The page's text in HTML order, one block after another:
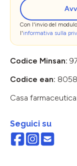
Con l'invio del
l'informativa sulla
Codice Minsan:
Codice ean:
Casa farmaceutica:
Seguici su